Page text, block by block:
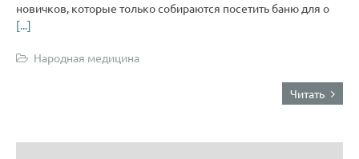
новичков, которые только собираются посетить баню для о
[...]
Народная медицина
Читать